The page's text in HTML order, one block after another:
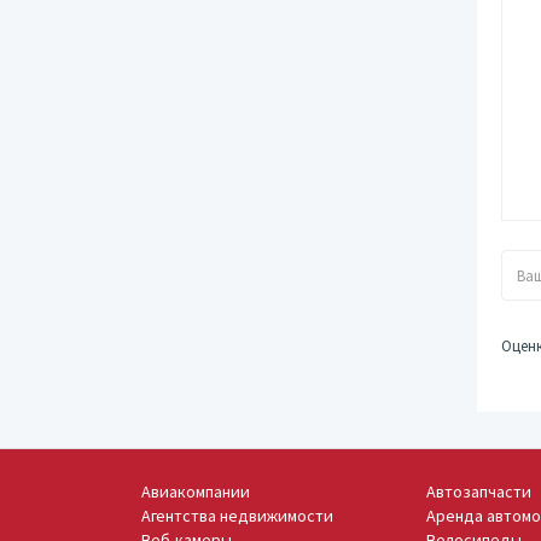
Авиакомпании
Автозапчасти
Агентства недвижимости
Аренда